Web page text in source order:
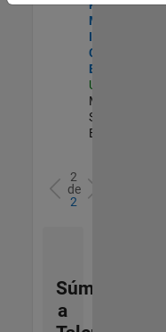
Program
Manager,
Internal
Corporate
Events
US-MA-Natick
Marketing
Services |
Experimentado
2
de
2
Súmese
a